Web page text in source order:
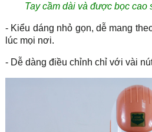
Tay cầm dài và được bọc cao
- Kiểu dáng nhỏ gọn, dễ mang
lúc mọi nơi.
- Dễ dàng điều chỉnh chỉ với vài